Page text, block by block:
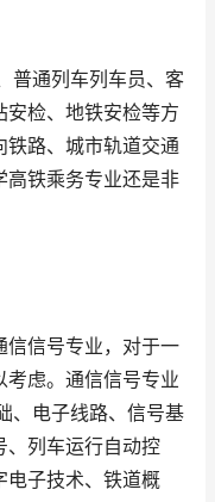
普通列车列车员、客
检、地铁安检等方
铁路、城市轨道交通
高铁乘务专业还是非
信信号专业，对于一
虑。通信信号专业
、电子线路、信号基
、列车运行自动控
电子技术、铁道概